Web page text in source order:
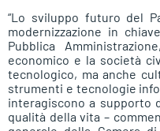
“Lo sviluppo futuro del
modernizzazione in
Pubblica
economico e la società
tecnologico, ma anche
strumenti e tecnologie
interagiscono a supporto
qualità della vita –